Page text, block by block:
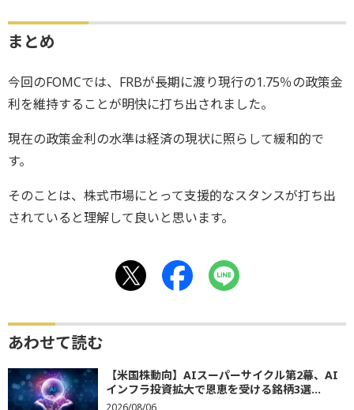
まとめ
今回のFOMCでは、FRBが長期に渡り現行の1.75％の政策金
利を維持することが明快に打ち出されました。
現在の政策金利の水準は経済の現状に照らして緩和的で
す。
そのことは、株式市場にとって支援的なスタンスが打ち出
されていると理解して良いと思います。
あわせて読む
【米国株動向】AIスーパーサイクル第2幕、AI
インフラ投資拡大で恩恵を受ける銘柄3選...
2026/08/06